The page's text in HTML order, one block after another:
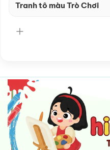
Tranh tô màu Trò Chơi